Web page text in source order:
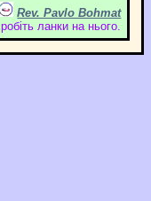
Rev. Pavlo Bohmat
ланки на нього.